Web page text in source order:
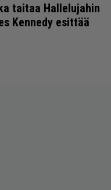
taitaa Hallelujahin
Kennedy esittää